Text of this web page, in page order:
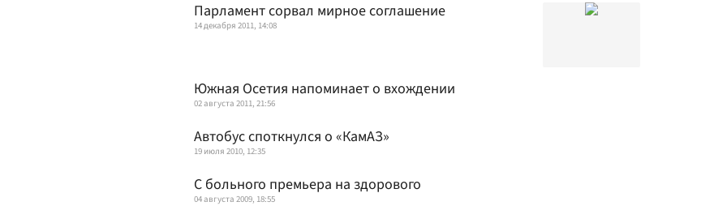
Парламент сорвал мирное соглашение
14 декабря 2011, 14:08
Южная Осетия напоминает о вхождении
02 августа 2011, 21:56
Автобус споткнулся о «КамАЗ»
19 июля 2010, 12:35
С больного премьера на здорового
04 августа 2009, 18:55